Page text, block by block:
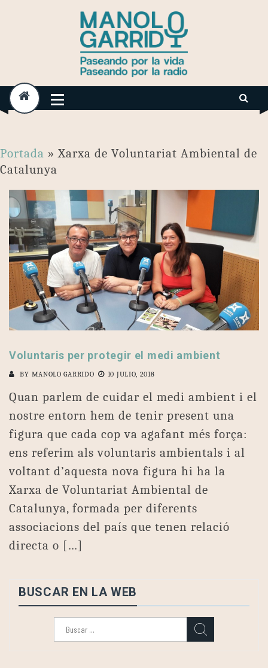
Portada »Xarxa de Voluntariat Ambiental de
Catalunya
Voluntaris per protegir el medi ambient
BY MANOLO GARRIDO 10 JULIO, 2018
Quan parlem de cuidar el medi ambient i el
nostre entorn hem de tenir present una
figura que cada cop va agafant més força:
ens referim als voluntaris ambientals i al
voltant d’aquesta nova figura hi ha la
Xarxa de Voluntariat Ambiental de
Catalunya, formada per diferents
associacions del país que tenen relació
directa o […]
BUSCAR EN LA WEB